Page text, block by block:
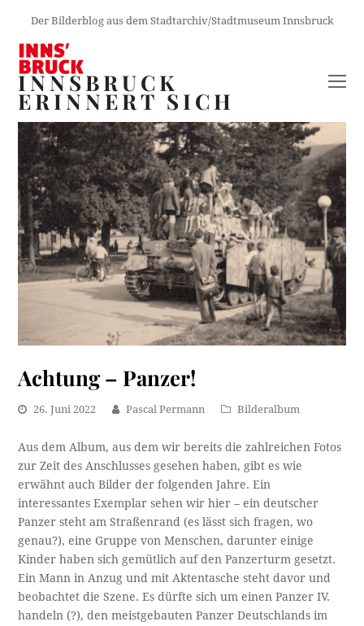
Der Bilderblog aus dem Stadtarchiv/Stadtmuseum Innsbruck
INNSBRUCK
ERINNERT SICH
Achtung – Panzer!
26. Juni 2022 Pascal Permann Bilderalbum
Aus dem Album, aus dem wir bereits die zahlreichen Fotos
zur Zeit des Anschlusses gesehen haben, gibt es wie
erwähnt auch Bilder der folgenden Jahre. Ein
interessantes Exemplar sehen wir hier – ein deutscher
Panzer steht am Straßenrand (es lässt sich fragen, wo
genau?), eine Gruppe von Menschen, darunter einige
Kinder haben sich gemütlich auf den Panzerturm gesetzt.
Ein Mann in Anzug und mit Aktentasche steht davor und
beobachtet die Szene. Es dürfte sich um einen Panzer IV.
handeln (?), den meistgebauten Panzer Deutschlands im